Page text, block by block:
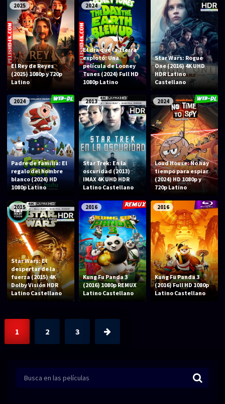
2025
El Rey de Reyes
(2025) 1080p y 720p
Latino
2024
El día que la Tierra
explotó: Una
película de Looney
Tunes (2024) Full HD
1080p Latino
Star Wars: Rogue
One (2016) 4K UHD
HDR Latino
Castellano
2024
Padre de familia: El
regalo del hombre
blanco (2024) HD
1080p Latino
2013
Star Trek: En la
oscuridad (2013)
IMAX 4K UHD HDR
Latino Castellano
2024
Loud House: No hay
tiempo para espiar
(2024) HD 1080p y
720p Latino
2015
Star Wars: El
despertar de la
fuerza (2015) 4K
Dolby Visión HDR
Latino Castellano
2016
Kung Fu Panda 3
(2016) 1080p REMUX
Latino Castellano
2016
Kung Fu Panda 3
(2016) Full HD 1080p
Latino Castellano
1 2 3